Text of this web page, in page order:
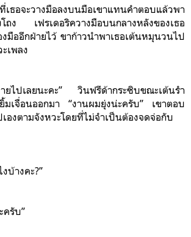
ธอจะวางมือลงบนมือเขาแทนคำตอบแล้วพา
โถง เฟรเดอริควางมือบนกลางหลังของเธอ
มืออีกฝ่ายไว้ ขาก้าวนำพาเธอเต้นหมุนวนไป
เพลง
ยไปเลยนะคะ” วินฟรีด้ากระซิบขณะเต้นรำ
มเจื่อนออกมา “งานผมยุ่งน่ะครับ” เขาตอบ
เองตามจังหวะโดยที่ไม่จำเป็นต้องจดจ่อกับ
บ้างคะ?”
ครับ”